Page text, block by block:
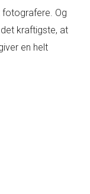
Og
kraftigste, at
en helt